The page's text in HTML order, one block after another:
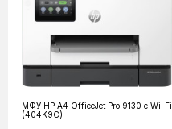
МФУ HP A4 OfficeJet Pro 9130 с Wi-Fi
(404K9C)